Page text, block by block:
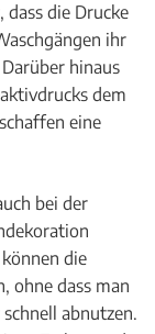
die Drucke
ihr
hinaus
dem
eine
bei der
die
ohne dass man
abnutzen.